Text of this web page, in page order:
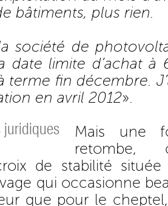
bâtiments, plus rien.
société de
date limite d’achat à
terme fin décembre.
en avril 2012».
juridiques
Mais une
retombe,
de stabilité
qui occasionne
que pour le